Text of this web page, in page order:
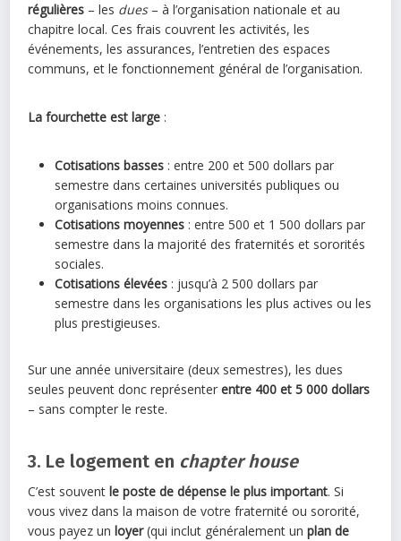
régulières – les dues– à l’organisation nationale et au
chapitre local. Ces frais couvrent les activités, les
événements, les assurances, l’entretien des espaces
communs, et le fonctionnement général de l’organisation.
La fourchette est large :
Cotisations basses : entre 200 et 500 dollars par
semestre dans certaines universités publiques ou
organisations moins connues.
Cotisations moyennes : entre 500 et 1 500 dollars par
semestre dans la majorité des fraternités et sororités
sociales.
Cotisations élevées : jusqu’à 2 500 dollars par
semestre dans les organisations les plus actives ou les
plus prestigieuses.
Sur une année universitaire (deux semestres), les dues
seules peuvent donc représenterentre 400 et 5 000 dollars
– sans compter le reste.
3. Le logement en chapter house
C’est souvent le poste de dépense le plus important. Si
vous vivez dans la maison de votre fraternité ou sororité,
vous payez un loyer(qui inclut généralement unplan de